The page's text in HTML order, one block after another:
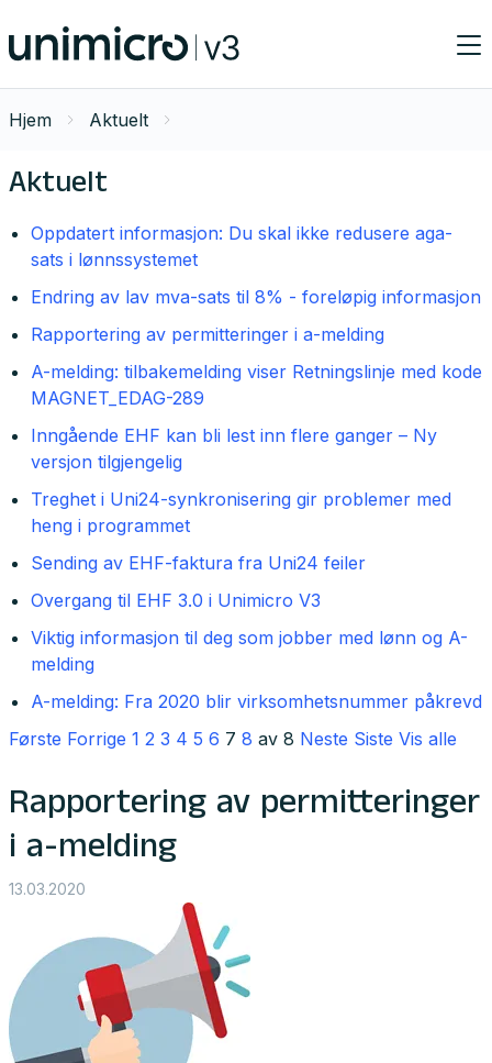
Hjem Aktuelt
Aktuelt
Oppdatert informasjon: Du skal ikke redusere aga-
sats i lønnssystemet
Endring av lav mva-sats til 8% - foreløpig informasjon
Rapportering av permitteringer i a-melding
A-melding: tilbakemelding viser Retningslinje med kode
MAGNET_EDAG-289
Inngående EHF kan bli lest inn flere ganger – Ny
versjon tilgjengelig
Treghet i Uni24-synkronisering gir problemer med
heng i programmet
Sending av EHF-faktura fra Uni24 feiler
Overgang til EHF 3.0 i Unimicro V3
Viktig informasjon til deg som jobber med lønn og A-
melding
A-melding: Fra 2020 blir virksomhetsnummer påkrevd
Første Forrige 1 2 3 4 5 6 7 8 av 8 Neste Siste Vis alle
Rapportering av permitteringer
i a-melding
13.03.2020